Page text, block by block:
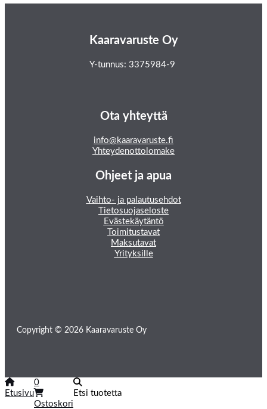
Kaaravaruste Oy
Y-tunnus: 3375984-9
Ota yhteyttä
info@kaaravaruste.fi
Yhteydenottolomake
Ohjeet ja apua
Vaihto- ja palautusehdot
Tietosuojaseloste
Evästekäytäntö
Toimitustavat
Maksutavat
Yrityksille
Copyright © 2026 Kaaravaruste Oy
Etusivu
0
Ostoskori
Etsi tuotetta